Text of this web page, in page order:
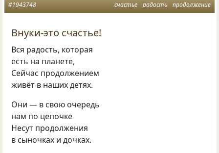
счастье радость продолжение
#1943748
Внуки-это счастье!
Вся радость, которая
есть на планете,
Сейчас продолжением
живёт в наших детях.
Они — в свою очередь
нам по цепочке
Несут продолжения
в сыночках и дочках.